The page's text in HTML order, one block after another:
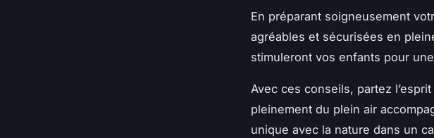
En préparant soigneusement
agréables et sécurisées en
stimuleront vos enfants pour
Avec ces conseils, partez
pleinement du plein air
unique avec la nature dans un